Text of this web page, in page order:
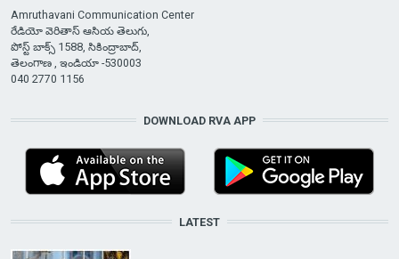
Amruthavani Communication Center
రేడియో వెరితాస్ ఆసియ తెలుగు,
పోస్ట్ బాక్స్ 1588, సికింద్రాబాద్,
తెలంగాణ , ఇండియా -530003
040 2770 1156
DOWNLOAD RVA APP
LATEST